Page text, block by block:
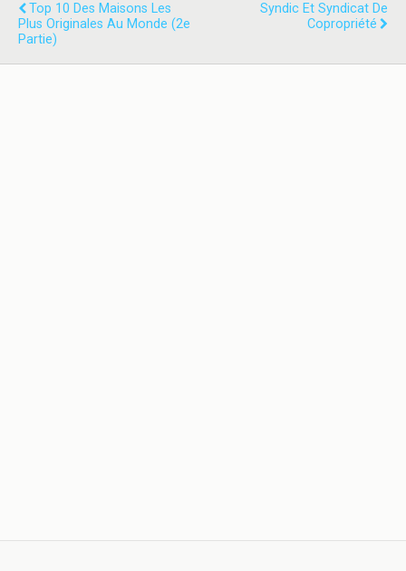
Top 10 Des Maisons Les
Plus Originales Au Monde (2e
Partie)
Syndic Et Syndicat De
Copropriété